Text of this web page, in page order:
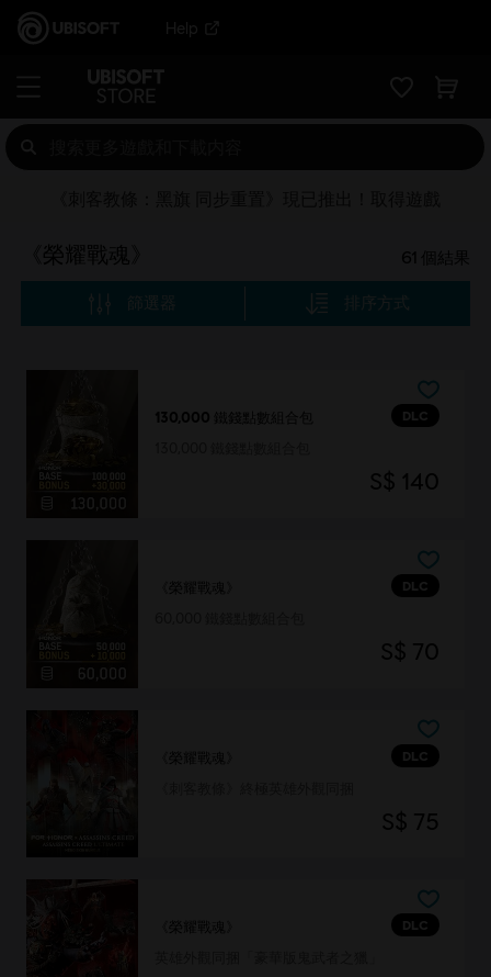
Help
《榮耀戰魂》 61 個結果
篩選器 排序方式
DLC
130,000 鐵錢點數組合包
S$ 140
DLC
《榮耀戰魂》
S$ 70
DLC
《榮耀戰魂》
S$ 75
DLC
《榮耀戰魂》